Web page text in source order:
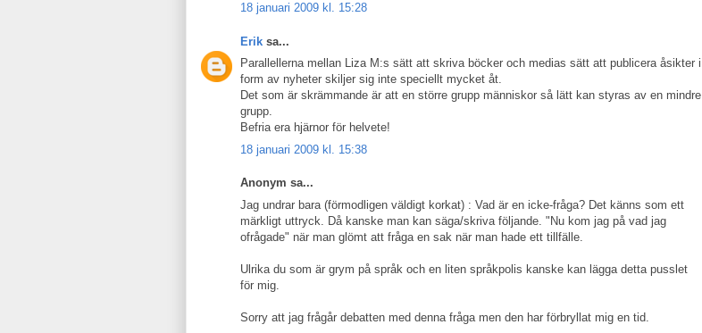
18 januari 2009 kl. 15:28
Erik sa...
Parallellerna mellan Liza M:s sätt att skriva böcker och medias sätt att publicera åsikter i
form av nyheter skiljer sig inte speciellt mycket åt.
Det som är skrämmande är att en större grupp människor så lätt kan styras av en mindre
grupp.
Befria era hjärnor för helvete!
18 januari 2009 kl. 15:38
Anonym sa...
Jag undrar bara (förmodligen väldigt korkat) : Vad är en icke-fråga? Det känns som ett
märkligt uttryck. Då kanske man kan säga/skriva följande. "Nu kom jag på vad jag
ofrågade" när man glömt att fråga en sak när man hade ett tillfälle.
Ulrika du som är grym på språk och en liten språkpolis kanske kan lägga detta pusslet
för mig.
Sorry att jag frågår debatten med denna fråga men den har förbryllat mig en tid.